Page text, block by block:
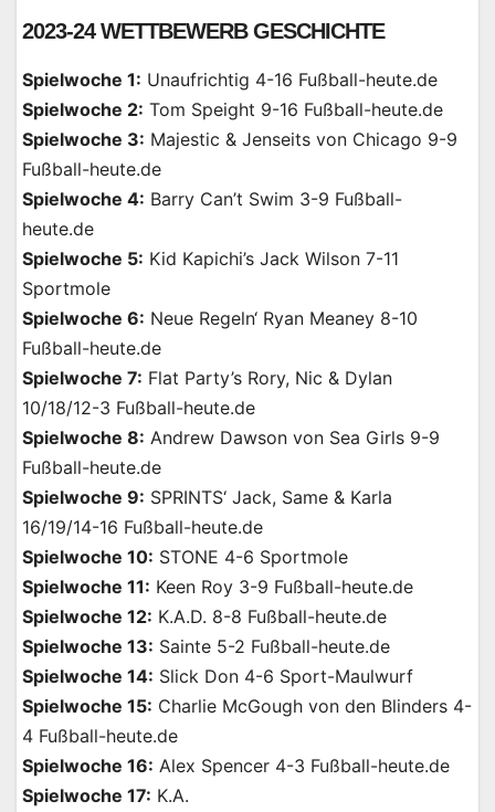
2023-24 WETTBEWERB GESCHICHTE
Spielwoche 1: Unaufrichtig 4-16 Fußball-heute.de
Spielwoche 2: Tom Speight 9-16 Fußball-heute.de
Spielwoche 3: Majestic & Jenseits von Chicago 9-9
Fußball-heute.de
Spielwoche 4: Barry Can’t Swim 3-9 Fußball-
heute.de
Spielwoche 5: Kid Kapichi’s Jack Wilson 7-11
Sportmole
Spielwoche 6: Neue Regeln‘ Ryan Meaney 8-10
Fußball-heute.de
Spielwoche 7: Flat Party’s Rory, Nic & Dylan
10/18/12-3 Fußball-heute.de
Spielwoche 8: Andrew Dawson von Sea Girls 9-9
Fußball-heute.de
Spielwoche 9: SPRINTS‘ Jack, Same & Karla
16/19/14-16 Fußball-heute.de
Spielwoche 10: STONE 4-6 Sportmole
Spielwoche 11: Keen Roy 3-9 Fußball-heute.de
Spielwoche 12: K.A.D. 8-8 Fußball-heute.de
Spielwoche 13: Sainte 5-2 Fußball-heute.de
Spielwoche 14: Slick Don 4-6 Sport-Maulwurf
Spielwoche 15: Charlie McGough von den Blinders 4-
4 Fußball-heute.de
Spielwoche 16: Alex Spencer 4-3 Fußball-heute.de
Spielwoche 17: K.A.